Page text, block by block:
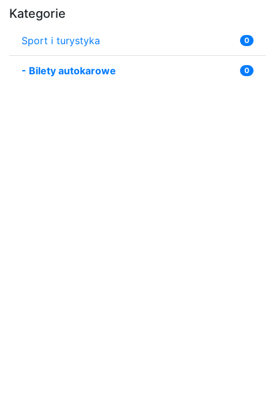
Kategorie
Sport i turystyka 0
- Bilety autokarowe 0